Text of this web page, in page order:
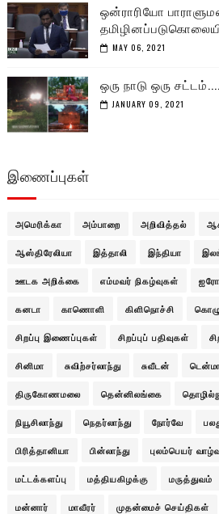
ஒன்ராரியோ
MAY 06, 2021
ஒரு நாடு ஒரு சட்டம்....
JANUARY 09, 2021
இணைப்புகள்
அமெரிக்கா அம்பாறை அறிவித்தல்
ஆஸ்திரேலியா இத்தாலி இந்தியா
ஊடக அறிக்கை எம்மவர் நிகழ்வுகள்
கனடா காணொளி கிளிநொச்சி
சிறப்பு இணைப்புகள் சிறப்புப் பதிவுகள்
சினிமா சுவிற்சர்லாந்து சுவீடன்
திருகோணமலை தென்னிலங்கை
நியூசிலாந்து நெதர்லாந்து நோர்வே
பிரித்தானியா பின்லாந்து புலம்பெயர்
மட்டக்களப்பு மத்தியகிழக்கு மருத்துவம்
மன்னார் மாவீரர் முதன்மைச் செய்திகள்